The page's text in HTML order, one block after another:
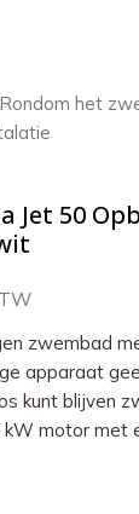
Rondom het
Jet 50
zwembad
apparaat
kunt blijven
motor met